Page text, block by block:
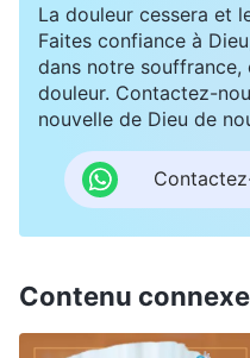
directement les
attaquons pas à ces
nous pécherons
bien, et serons tout à
libérer de la servitude
Comment les
libérer du péché ?
La douleur cessera et
Faites confiance à
dans notre souffrance,
douleur. Contactez-
nouvelle de Dieu de
Contenu connexe